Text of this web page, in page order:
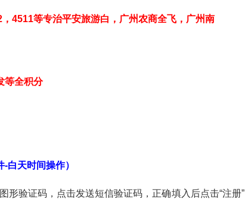
4511等专治平安旅游白，广州农商全飞，广州南
等全积分
白天时间操作）
形验证码，点击发送短信验证码，正确填入后点击“注册”